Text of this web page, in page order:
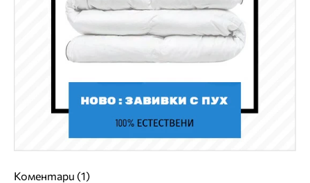
Коментари (1)